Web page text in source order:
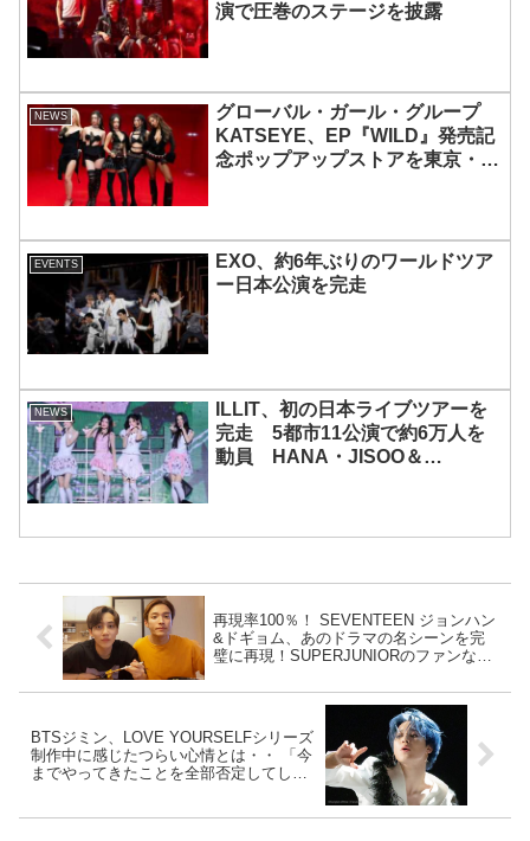
演で圧巻のステージを披露
NEWS
グローバル・ガール・グループ
KATSEYE、EP『WILD』発売記
念ポップアップストアを東京・原
EVENTS
EXO、約6年ぶりのワールドツア
ー日本公演を完走
NEWS
ILLIT、初の日本ライブツアーを
完走 5都市11公演で約6万人を
動員 HANA・JISOO＆
再現率100％！ SEVENTEEN ジョンハン
&ドギョム、あのドラマの名シーンを完
璧に再現！SUPERJUNIORのファンなら
り]
BTSジミン、LOVE YOURSELFシリーズ
制作中に感じたつらい心情とは・・ 「今
までやってきたことを全部否定してしま